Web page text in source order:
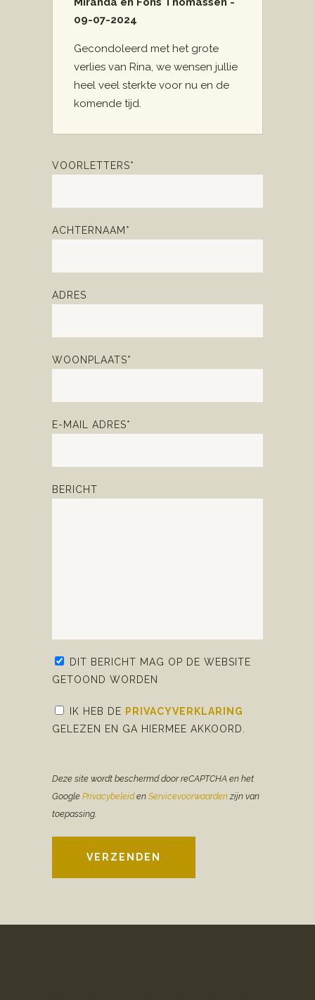
09-07-2024
Gecondoleerd met het grote
verlies van Rina, we wensen jullie
heel veel sterkte voor nu en de
komende tijd.
VOORLETTERS*
ACHTERNAAM*
ADRES
WOONPLAATS*
E-MAIL ADRES*
BERICHT
DIT BERICHT MAG OP DE WEBSITE
GETOOND WORDEN
IK HEB DE PRIVACYVERKLARING
GELEZEN EN GA HIERMEE AKKOORD.
Deze site wordt beschermd door reCAPTCHA en het
Google Privacybeleiden Servicevoorwaardenzijn van
toepassing.
VERZENDEN